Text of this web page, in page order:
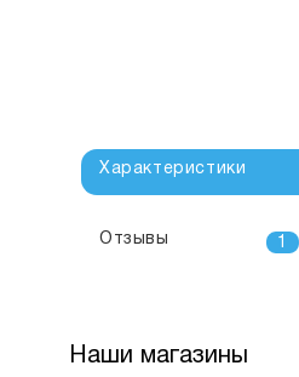
Характеристики
Отзывы 1
Наши магазины